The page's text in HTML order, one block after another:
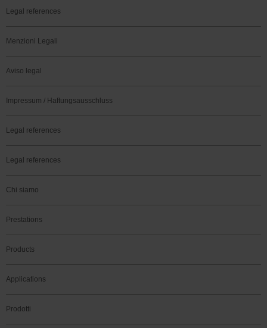
Legal references
Menzioni Legali
Aviso legal
Impressum / Haftungsausschluss
Legal references
Legal references
Chi siamo
Prestations
Products
Applications
Prodotti